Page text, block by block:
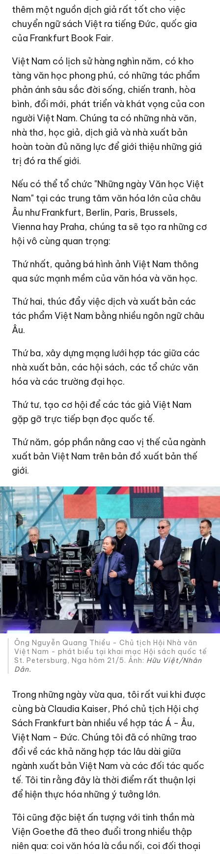
thêm một nguồn dịch giả rất tốt cho việc
chuyển ngữ sách Việt ra tiếng Đức, quốc gia
của Frankfurt Book Fair.
Việt Nam có lịch sử hàng nghìn năm, có kho
tàng văn học phong phú, có những tác phẩm
phản ánh sâu sắc đời sống, chiến tranh, hòa
bình, đổi mới, phát triển và khát vọng của con
người Việt Nam. Chúng ta có những nhà văn,
nhà thơ, học giả, dịch giả và nhà xuất bản
hoàn toàn đủ năng lực để giới thiệu những giá
trị đó ra thế giới.
Nếu có thể tổ chức "Những ngày Văn học Việt
Nam" tại các trung tâm văn hóa lớn của châu
Âu như Frankfurt, Berlin, Paris, Brussels,
Vienna hay Praha, chúng ta sẽ tạo ra những cơ
hội vô cùng quan trọng:
Thứ nhất, quảng bá hình ảnh Việt Nam thông
qua sức mạnh mềm của văn hóa và văn học.
Thứ hai, thúc đẩy việc dịch và xuất bản các
tác phẩm Việt Nam bằng nhiều ngôn ngữ châu
Âu.
Thứ ba, xây dựng mạng lưới hợp tác giữa các
nhà xuất bản, các hội sách, các tổ chức văn
hóa và các trường đại học.
Thứ tư, tạo cơ hội để các tác giả Việt Nam
gặp gỡ trực tiếp bạn đọc quốc tế.
Thứ năm, góp phần nâng cao vị thế của ngành
xuất bản Việt Nam trên bản đồ xuất bản thế
giới.
Ông Nguyễn Quang Thiều - Chủ tịch Hội Nhà văn
Việt Nam - phát biểu tại khai mạc Hội sách quốc tế
St. Petersburg, Nga hôm 21/5. Ảnh: Hữu Việt/Nhân
Dân.
Trong những ngày vừa qua, tôi rất vui khi được
cùng bà Claudia Kaiser, Phó chủ tịch Hội chợ
Sách Frankfurt bàn nhiều về hợp tác Á - Âu,
Việt Nam - Đức. Chúng tôi đã có những trao
đổi về các khả năng hợp tác lâu dài giữa
ngành xuất bản Việt Nam và các đối tác quốc
tế. Tôi tin rằng đây là thời điểm rất thuận lợi
để hiện thực hóa những ý tưởng lớn.
Tôi cũng đặc biệt ấn tượng với tinh thần mà
Viện Goethe đã theo đuổi trong nhiều thập
niên qua: coi văn hóa là cầu nối, coi đối thoại